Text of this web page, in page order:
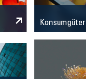
Konsumgüter